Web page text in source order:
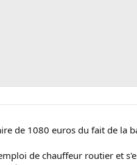
de 1080 euros du fait de la
de chauffeur routier et